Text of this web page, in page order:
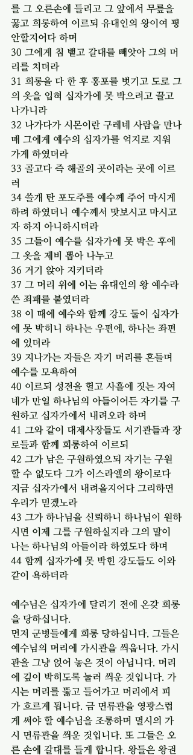
를 그 오른손에 들리고 그 앞에서 무릎을
꿇고 희롱하여 이르되 유대인의 왕이여 평
안할지어다 하며
30 그에게 침 뱉고 갈대를 빼앗아 그의 머
리를 치더라
31 희롱을 다 한 후 홍포를 벗기고 도로 그
의 옷을 입혀 십자가에 못 박으려고 끌고
나가니라
32 나가다가 시몬이란 구레네 사람을 만나
매 그에게 예수의 십자가를 억지로 지워
가게 하였더라
33 골고다 즉 해골의 곳이라는 곳에 이르
러
34 쓸개 탄 포도주를 예수께 주어 마시게
하려 하였더니 예수께서 맛보시고 마시고
자 하지 아니하시더라
35 그들이 예수를 십자가에 못 박은 후에
그 옷을 제비 뽑아 나누고
36 거기 앉아 지키더라
37 그 머리 위에 이는 유대인의 왕 예수라
쓴 죄패를 붙였더라
38 이 때에 예수와 함께 강도 둘이 십자가
에 못 박히니 하나는 우편에, 하나는 좌편
에 있더라
39 지나가는 자들은 자기 머리를 흔들며
예수를 모욕하여
40 이르되 성전을 헐고 사흘에 짓는 자여
네가 만일 하나님의 아들이어든 자기를 구
원하고 십자가에서 내려오라 하며
41 그와 같이 대제사장들도 서기관들과 장
로들과 함께 희롱하여 이르되
42 그가 남은 구원하였으되 자기는 구원
할 수 없도다 그가 이스라엘의 왕이로다
지금 십자가에서 내려올지어다 그리하면
우리가 믿겠노라
43 그가 하나님을 신뢰하니 하나님이 원하
시면 이제 그를 구원하실지라 그의 말이
나는 하나님의 아들이라 하였도다 하며
44 함께 십자가에 못 박힌 강도들도 이와
같이 욕하더라
예수님은 십자가에 달리기 전에 온갖 희롱
을 당하십니다.
먼저 군병들에게 희롱 당하십니다. 그들은
예수님의 머리에 가시관을 씌웁니다. 가시
관을 그냥 얹어 놓은 것이 아닙니다. 머리
에 깊이 박히도록 눌러 씌운 것입니다. 가
시는 머리를 뚫고 들어가고 머리에서 피
가 흐르게 됩니다. 금 면류관을 영광스럽
게 써야 할 예수님을 조롱하며 멸시의 가
시 면류관을 씌운 것입니다. 또 그들은 오
른 손에 갈대를 들게 합니다. 왕들은 왕권